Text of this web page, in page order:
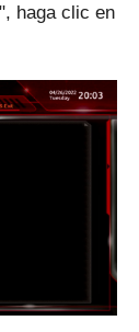
haga clic en